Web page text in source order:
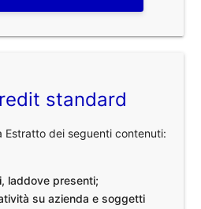
standard
Estratto dei seguenti contenuti:
laddove presenti;
su azienda e soggetti